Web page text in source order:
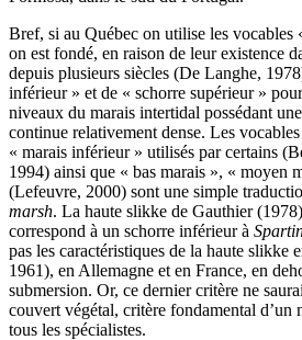
Bref, si au Québec on utilise les vocables
on est fondé, en raison de leur existence
depuis plusieurs siècles (De Langhe,
inférieur » et de « schorre supérieur »
niveaux du marais intertidal possédant
continue relativement dense. Les
« marais inférieur » utilisés par certains
1994) ainsi que « bas marais », « moyen
(Lefeuvre, 2000) sont une simple
marsh. La haute slikke de Gauthier
correspond à un schorre inférieur à
pas les caractéristiques de la haute slikke
1961), en Allemagne et en France, en
submersion. Or, ce dernier critère ne
couvert végétal, critère fondamental d’un
tous les spécialistes.